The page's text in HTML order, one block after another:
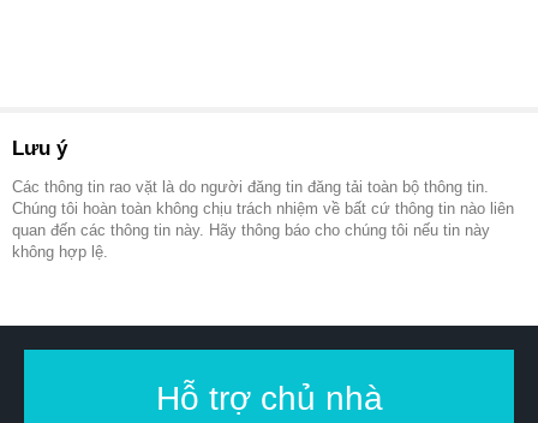
Lưu ý
Các thông tin rao vặt là do người đăng tin đăng tải toàn bộ thông tin.
Chúng tôi hoàn toàn không chịu trách nhiệm về bất cứ thông tin nào liên
quan đến các thông tin này. Hãy thông báo cho chúng tôi nếu tin này
không hợp lệ.
Hỗ trợ chủ nhà